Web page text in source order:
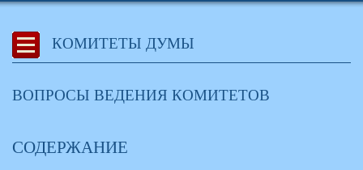
КОМИТЕТЫ ДУМЫ
ВОПРОСЫ ВЕДЕНИЯ КОМИТЕТОВ
СОДЕРЖАНИЕ